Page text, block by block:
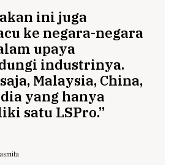
ini juga
ke negara-negara
upaya
industrinya.
Malaysia, China,
yang hanya
satu LSPro.”